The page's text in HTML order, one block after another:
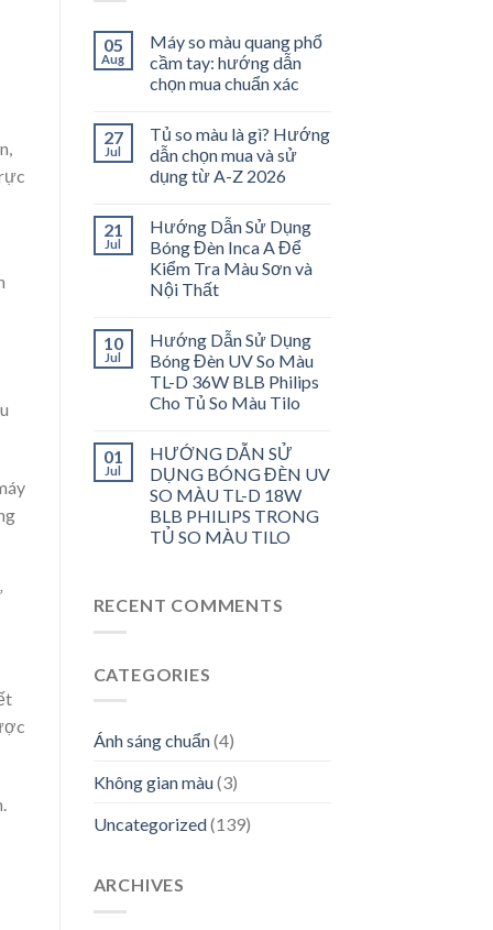
05
Aug
Máy so màu quang phổ
cầm tay: hướng dẫn
chọn mua chuẩn xác
27
Jul
Tủ so màu là gì? Hướng
dẫn chọn mua và sử
dụng từ A-Z 2026
21
Jul
Hướng Dẫn Sử Dụng
Bóng Đèn Inca A Để
Kiểm Tra Màu Sơn và
Nội Thất
10
Jul
Hướng Dẫn Sử Dụng
Bóng Đèn UV So Màu
TL-D 36W BLB Philips
Cho Tủ So Màu Tilo
01
Jul
HƯỚNG DẪN SỬ
DỤNG BÓNG ĐÈN UV
SO MÀU TL-D 18W
BLB PHILIPS TRONG
TỦ SO MÀU TILO
RECENT COMMENTS
CATEGORIES
Ánh sáng chuẩn(4)
Không gian màu(3)
Uncategorized(139)
ARCHIVES